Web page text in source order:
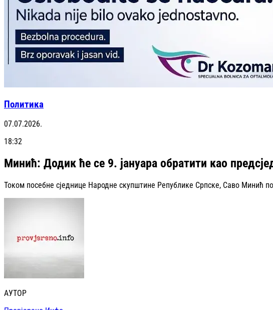
Политика
07.07.2026.
18:32
Минић: Додик ће се 9. јануара обратити као
Током посебне сједнице Народне скупштине Републике Српске, Саво Минић
АУТОР